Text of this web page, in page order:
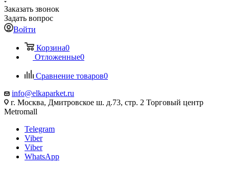
Заказать звонок
Задать вопрос
Войти
Корзина0
Отложенные0
Сравнение товаров0
info@elkaparket.ru
г. Москва, Дмитровское ш. д.73, стр. 2 Торговый центр
Metromall
Telegram
Viber
Viber
WhatsApp